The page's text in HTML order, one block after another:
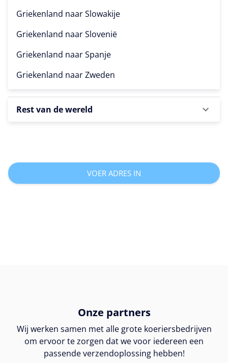
Griekenland naarSlowakije
Griekenland naarSlovenië
Griekenland naarSpanje
Griekenland naarZweden
Rest van de wereld
VOER ADRES IN
Onze partners
Wij werken samen met alle grote koeriersbedrijven
om ervoor te zorgen dat we voor iedereen een
passende verzendoplossing hebben!